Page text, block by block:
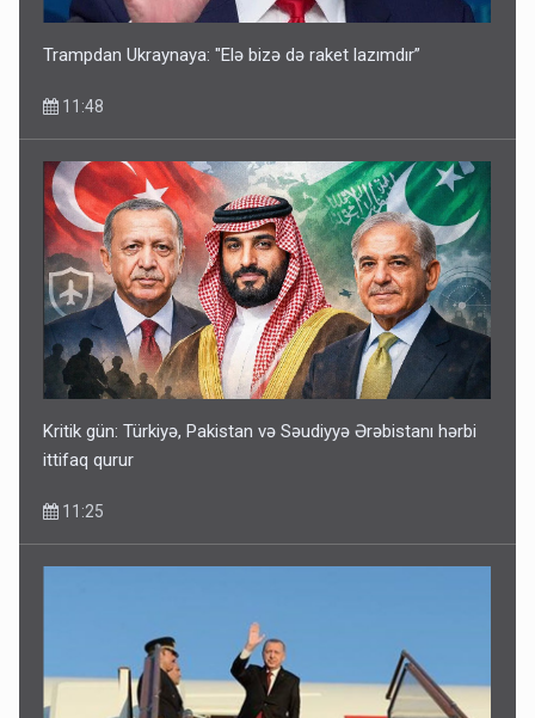
Trampdan Ukraynaya: "Elə bizə də raket lazımdır”
11:48
Kritik gün: Türkiyə, Pakistan və Səudiyyə Ərəbistanı hərbi
ittifaq qurur
11:25